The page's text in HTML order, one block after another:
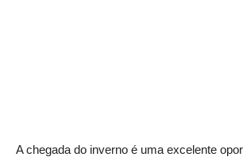
A chegada do inverno é uma excelente